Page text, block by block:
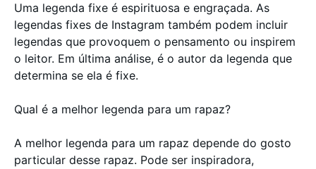
Uma legenda fixe é espirituosa e engraçada. As
legendas fixes de Instagram também podem incluir
legendas que provoquem o pensamento ou inspirem
o leitor. Em última análise, é o autor da legenda que
determina se ela é fixe.
Qual é a melhor legenda para um rapaz?
A melhor legenda para um rapaz depende do gosto
particular desse rapaz. Pode ser inspiradora,